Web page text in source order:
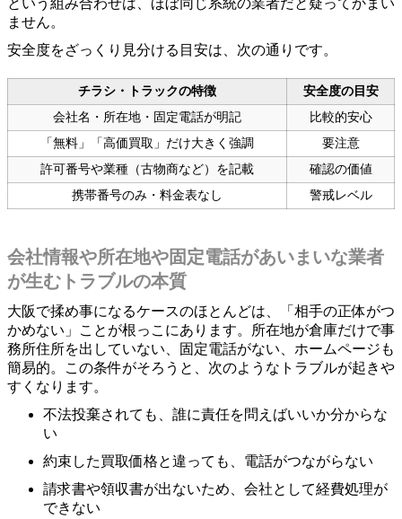
ません。
安全度をざっくり見分ける目安は、次の通りです。
チラシ・トラックの特徴
安全度の目安
会社名・所在地・固定電話が明記
比較的安心
「無料」「高価買取」だけ大きく強調
要注意
許可番号や業種（古物商など）を記載
確認の価値
携帯番号のみ・料金表なし
警戒レベル
会社情報や所在地や固定電話があいまいな業者
が生むトラブルの本質
大阪で揉め事になるケースのほとんどは、「相手の正体がつ
かめない」ことが根っこにあります。所在地が倉庫だけで事
務所住所を出していない、固定電話がない、ホームページも
簡易的。この条件がそろうと、次のようなトラブルが起きや
すくなります。
不法投棄されても、誰に責任を問えばいいか分からな
い
約束した買取価格と違っても、電話がつながらない
請求書や領収書が出ないため、会社として経費処理が
できない